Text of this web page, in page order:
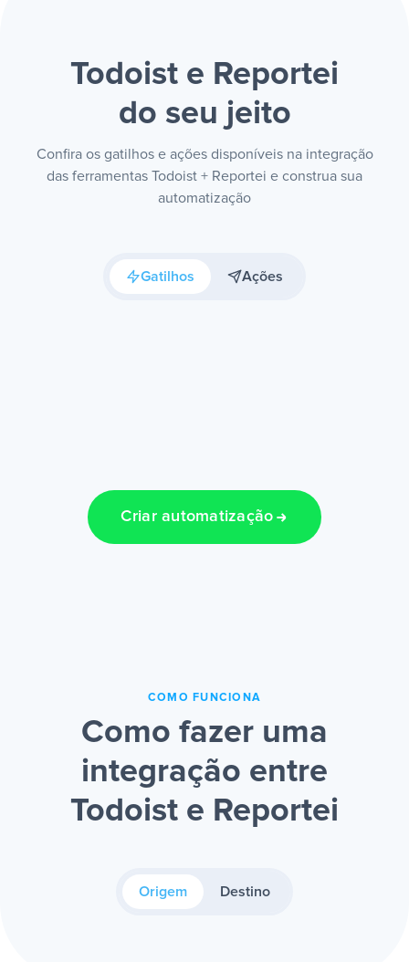
Todoist e Reportei
do seu jeito
Confira os gatilhos e ações disponíveis na integração
das ferramentas Todoist + Reportei e construa sua
automatização
Gatilhos Ações
Criar automatização
COMO FUNCIONA
Como fazer uma
integração entre
Todoist e Reportei
Origem Destino